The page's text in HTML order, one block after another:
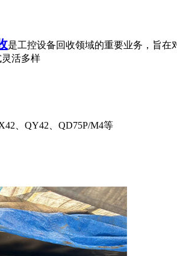
是工控设备回收领域的重要业务，旨
活多样
、QY42、QD75P/M4等